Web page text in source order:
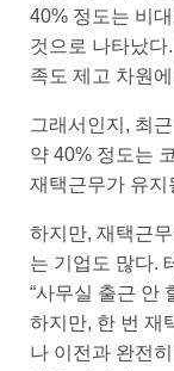
40% 정도는 비
것으로 나타났
족도 제고 차원
그래서인지, 최
약 40% 정도는
재택근무가 유지
하지만, 재택근
는 기업도 많다.
“사무실 출근 안
하지만, 한 번 재
나 이전과 완전